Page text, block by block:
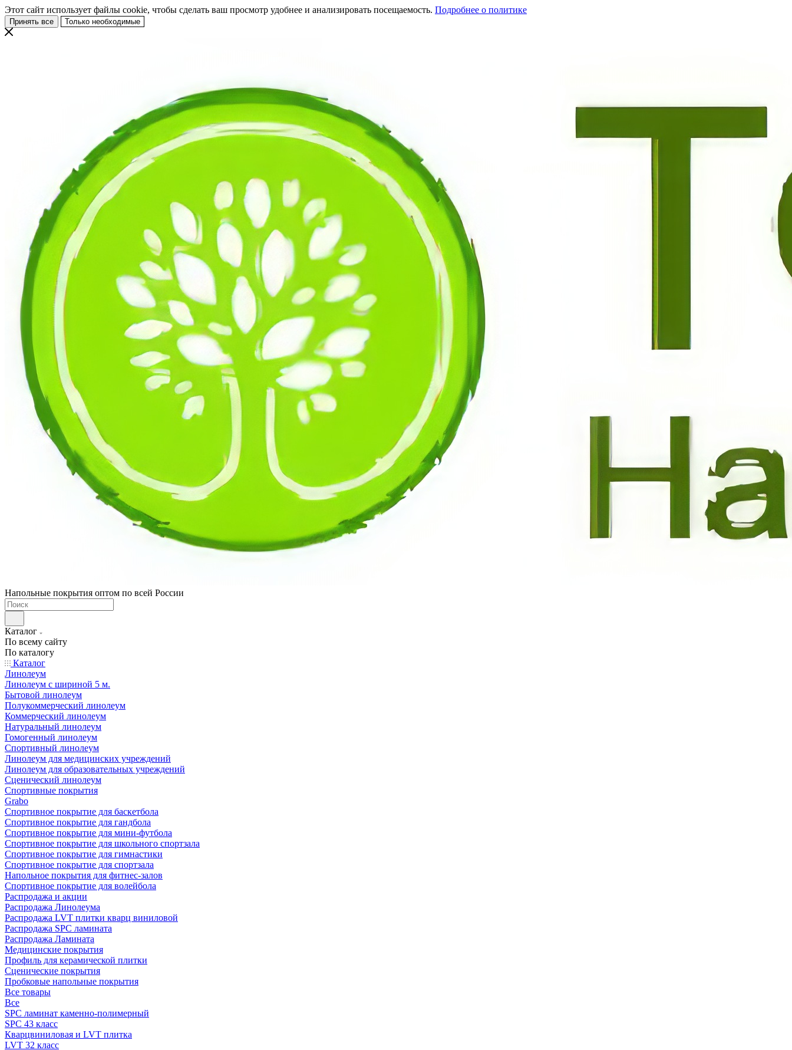
Этот сайт использует файлы cookie, чтобы сделать ваш просмотр удобнее и анализировать посещаемость. Подробнее о политике
Принять все Только необходимые
Напольные покрытия оптом по всей России
Каталог
По всему сайту
По каталогу
Каталог
Линолеум
Линолеум с шириной 5 м.
Бытовой линолеум
Полукоммерческий линолеум
Коммерческий линолеум
Натуральный линолеум
Гомогенный линолеум
Спортивный линолеум
Линолеум для медицинских учреждений
Линолеум для образовательных учреждений
Сценический линолеум
Спортивные покрытия
Grabo
Спортивное покрытие для баскетбола
Спортивное покрытие для гандбола
Спортивное покрытие для мини-футбола
Спортивное покрытие для школьного спортзала
Спортивное покрытие для гимнастики
Спортивное покрытие для спортзала
Напольное покрытия для фитнес-залов
Спортивное покрытие для волейбола
Распродажа и акции
Распродажа Линолеума
Распродажа LVT плитки кварц виниловой
Распродажа SPC ламината
Распродажа Ламината
Медицинские покрытия
Профиль для керамической плитки
Сценические покрытия
Пробковые напольные покрытия
Все товары
Все
SPC ламинат каменно-полимерный
SPC 43 класс
Кварцвиниловая и LVT плитка
LVT 32 класс